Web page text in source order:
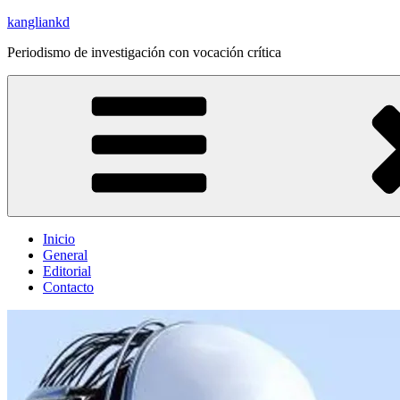
Saltar
contenido
kangliankd
Periodismo de investigación con vocación crítica
Inicio
General
Editorial
Contacto